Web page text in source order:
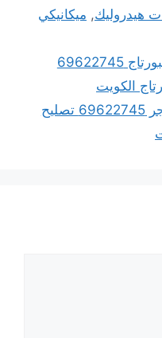
هيدروليك, ميكانيكي
كراج ميكانيكي سيارة كيا سبورتاج 69622745
الكويت
كراج ميكانيكي سيارة تشارجر 69622745 تصليح